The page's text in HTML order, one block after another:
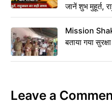
जानें शुभ मुहूर्त,
Mission
बताया गया
Leave a